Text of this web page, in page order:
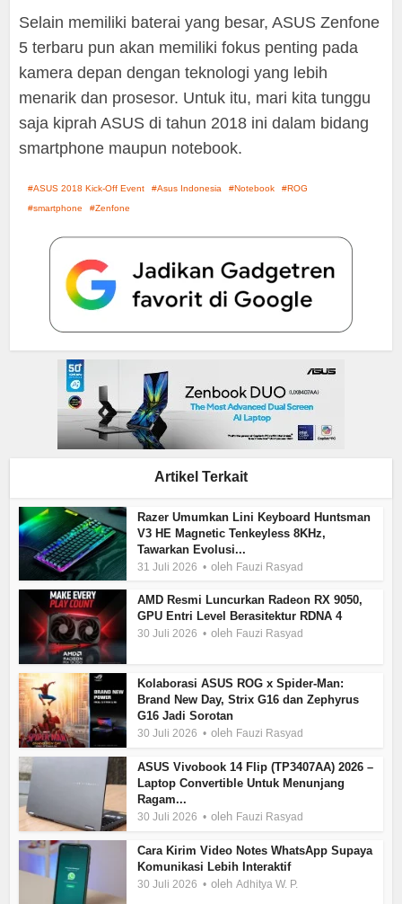
Selain memiliki baterai yang besar, ASUS Zenfone
5 terbaru pun akan memiliki fokus penting pada
kamera depan dengan teknologi yang lebih
menarik dan prosesor. Untuk itu, mari kita tunggu
saja kiprah ASUS di tahun 2018 ini dalam bidang
smartphone maupun notebook.
ASUS 2018 Kick-Off Event Asus Indonesia Notebook
ROG
smartphone
Zenfone
Artikel Terkait
Razer Umumkan Lini Keyboard Huntsman
V3 HE Magnetic Tenkeyless 8KHz,
Tawarkan Evolusi...
31 Juli 2026 oleh Fauzi Rasyad
AMD Resmi Luncurkan Radeon RX 9050,
GPU Entri Level Berasitektur RDNA 4
30 Juli 2026 oleh Fauzi Rasyad
Kolaborasi ASUS ROG x Spider-Man:
Brand New Day, Strix G16 dan Zephyrus
G16 Jadi Sorotan
30 Juli 2026 oleh Fauzi Rasyad
ASUS Vivobook 14 Flip (TP3407AA) 2026 –
Laptop Convertible Untuk Menunjang
Ragam...
30 Juli 2026 oleh Fauzi Rasyad
Cara Kirim Video Notes WhatsApp Supaya
Komunikasi Lebih Interaktif
30 Juli 2026 olehAdhitya W. P.